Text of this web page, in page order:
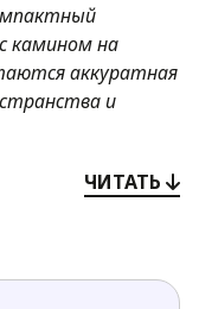
камином на
аккуратная
и
ЧИТАТЬ